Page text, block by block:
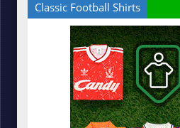
Classic Football Shirts